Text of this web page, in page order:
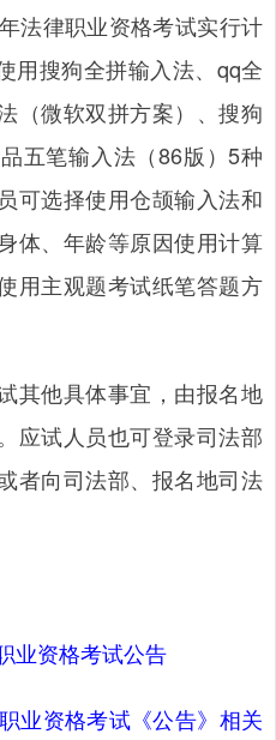
律职业资格考试实行计
用搜狗全拼输入法、qq全
（微软双拼方案）、搜狗
五笔输入法（86版）5种
可选择使用仓颉输入法和
体、年龄等原因使用计算
用主观题考试纸笔答题方
他具体事宜，由报名地
应试人员也可登录司法部
者向司法部、报名地司法
业资格考试公告
业资格考试《公告》相关